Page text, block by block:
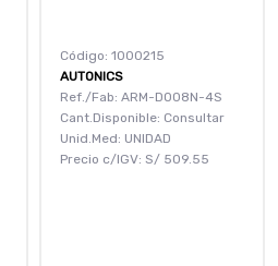
Código: 1000215
AUTONICS
Ref./Fab: ARM-DO08N-4S
Cant.Disponible: Consultar
Unid.Med: UNIDAD
Precio c/IGV: S/ 509.55